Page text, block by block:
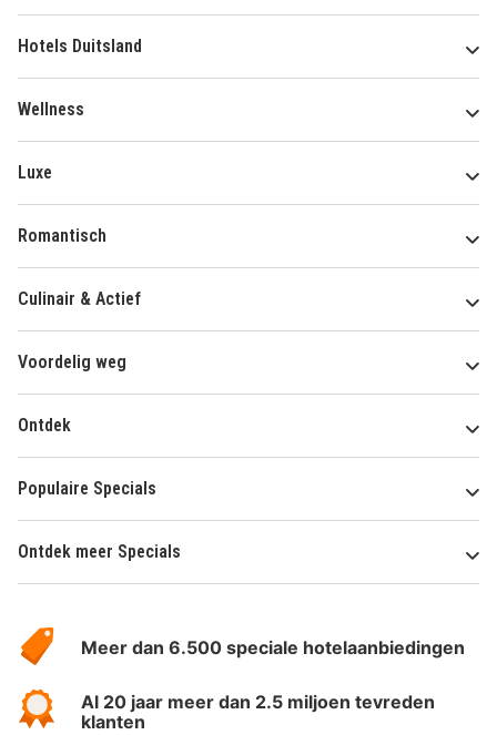
Hotels Duitsland
Wellness
Luxe
Romantisch
Culinair & Actief
Voordelig weg
Ontdek
Populaire Specials
Ontdek meer Specials
HotelSpecials
Meer dan 6.500 speciale hotelaanbiedingen
Al 20 jaar meer dan 2.5 miljoen tevreden
klanten